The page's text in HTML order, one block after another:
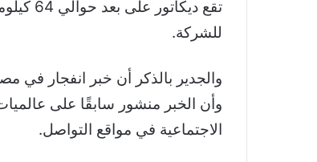
للشركة.
وأن الخبر منشور سابقًا على
الاجتماعية في مواقع التواصل.